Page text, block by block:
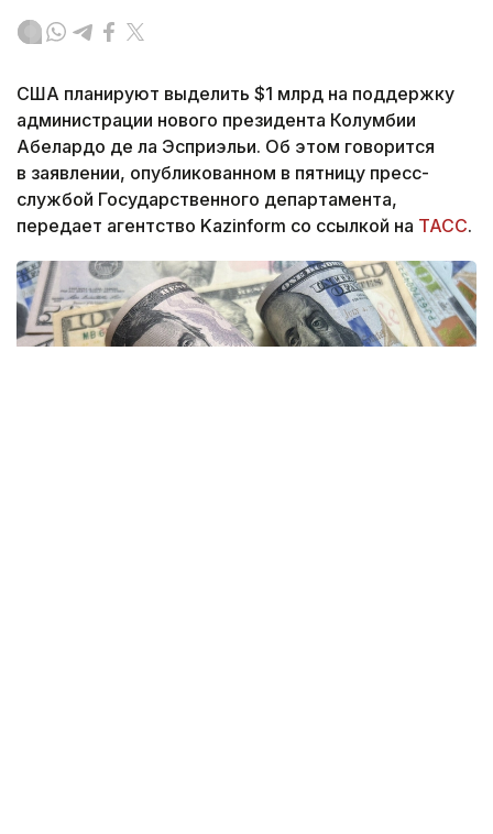
США планируют выделить $1 млрд на поддержку
администрации нового президента Колумбии
Абелардо де ла Эсприэльи. Об этом говорится
в заявлении, опубликованном в пятницу пресс-
службой Государственного департамента,
передает агентство Kazinform со ссылкой на ТАСС.